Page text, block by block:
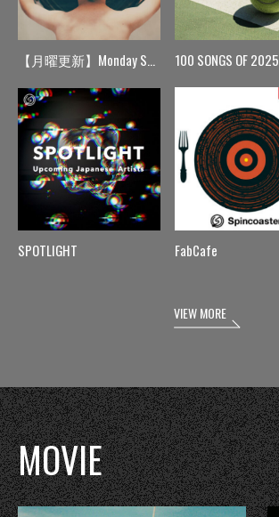
【月曜更新】Monday Spin
SPOTLIGHT
100 SONGS OF 2025
FabCafe
VIEW MORE
MOVIE